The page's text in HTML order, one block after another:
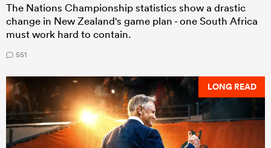
The Nations Championship statistics show a drastic
change in New Zealand's game plan - one South Africa
must work hard to contain.
551
LONG READ